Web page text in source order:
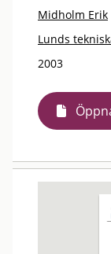
Midholm Erik
Lunds
2003